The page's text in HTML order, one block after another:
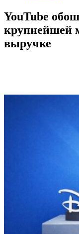
YouTube
крупнейшей
выручке